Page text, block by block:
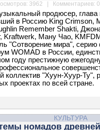
3962 | Комментариев: 0
продюсер,
в Россию King Crimson,
Remember Shakti,
Kraftwerk, Ману Чао,
"Сотворение мира",
WOMAD в России,
году престижную
коллектив "Хуун-Хуур-Ту",
проектах по всей стране.
КУЛЬТУРА
номадов